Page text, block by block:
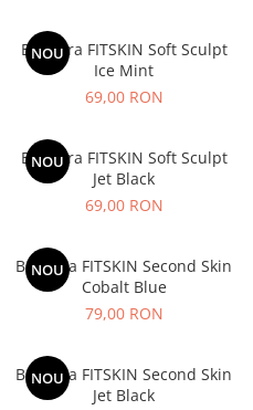
Recuperare și Îcălzire
NOU
Bustiera FITSKIN Soft Sculpt
Ice Mint
69,00 RON
NOU
Bustiera FITSKIN Soft Sculpt
Jet Black
69,00 RON
NOU
Bustiera FITSKIN Second Skin
Cobalt Blue
79,00 RON
NOU
Bustiera FITSKIN Second Skin
Jet Black